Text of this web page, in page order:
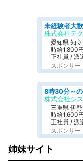
株式会社テ
愛知県 知
時給1,800
正社員 / 派
スポンサー
株式会社シ
三重県 伊
時給1,600
正社員 / 派
スポンサー
姉妹サイト